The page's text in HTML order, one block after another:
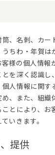
、名刺、カー
ちわ・年賀は
様の個人情報
を深く認識し
人情報に関す
、また、組織
とにより、お
いきます。
提供